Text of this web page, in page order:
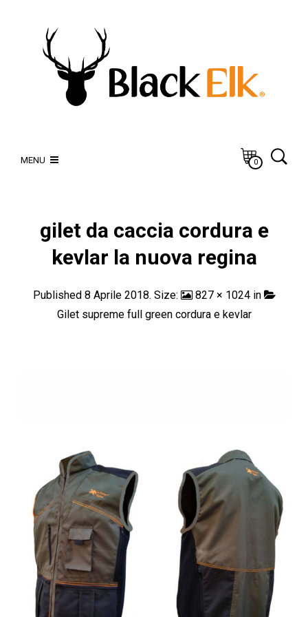
MENU 0
gilet da caccia cordura e
kevlar la nuova regina
Published 8 Aprile 2018. Size: 827 × 1024in
Gilet supreme full green cordura e kevlar